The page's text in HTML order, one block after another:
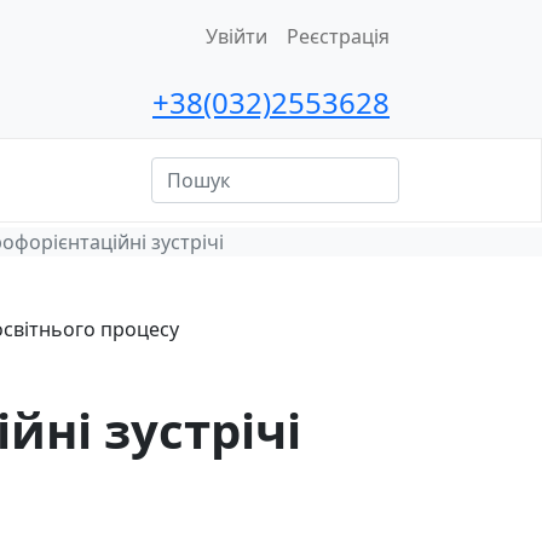
Увійти Реєстрація
+38(032)2553628
зустрічі
процесу
зустрічі